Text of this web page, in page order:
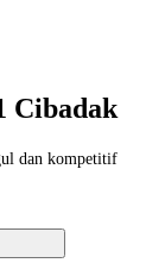
Cibadak
dan kompetitif